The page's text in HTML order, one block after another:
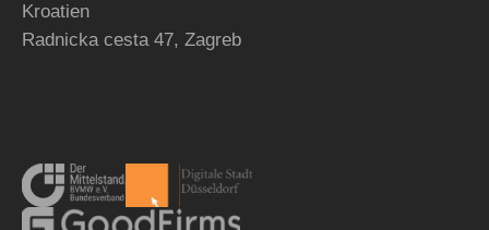
Kroatien
Radnicka cesta 47, Zagreb